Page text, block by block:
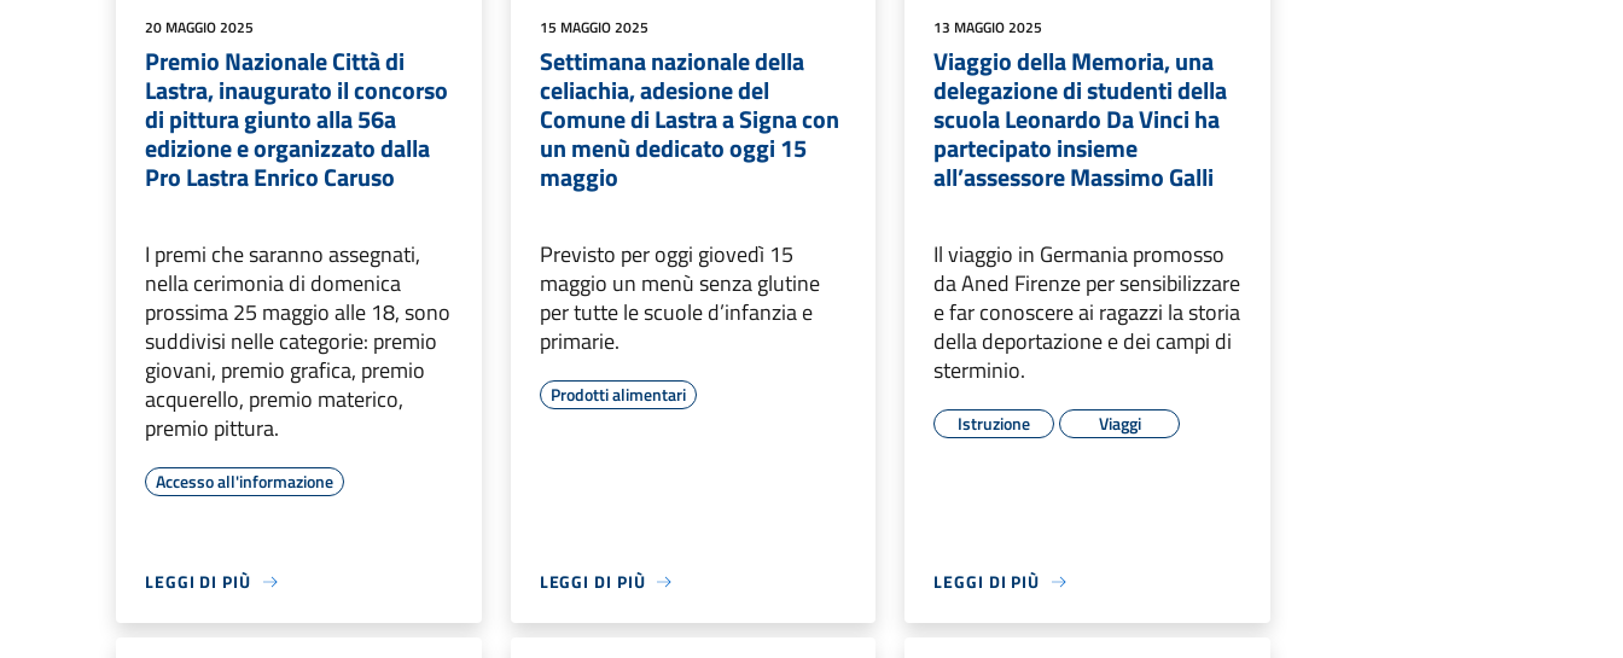
20 MAGGIO 2025
Premio Nazionale Città di
Lastra, inaugurato il concorso
di pittura giunto alla 56a
edizione e organizzato dalla
Pro Lastra Enrico Caruso
I premi che saranno assegnati,
nella cerimonia di domenica
prossima 25 maggio alle 18, sono
suddivisi nelle categorie: premio
giovani, premio grafica, premio
acquerello, premio materico,
premio pittura.
Accesso all'informazione
LEGGI DI PIÙ
15 MAGGIO 2025
Settimana nazionale della
celiachia, adesione del
Comune di Lastra a Signa con
un menù dedicato oggi 15
maggio
Previsto per oggi giovedì 15
maggio un menù senza glutine
per tutte le scuole d’infanzia e
primarie.
Prodotti alimentari
LEGGI DI PIÙ
13 MAGGIO 2025
Viaggio della Memoria, una
delegazione di studenti della
scuola Leonardo Da Vinci ha
partecipato insieme
all’assessore Massimo Galli
Il viaggio in Germania promosso
da Aned Firenze per sensibilizzare
e far conoscere ai ragazzi la storia
della deportazione e dei campi di
sterminio.
Istruzione Viaggi
LEGGI DI PIÙ